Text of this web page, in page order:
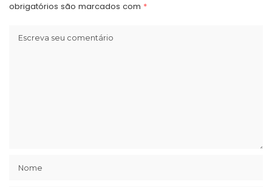
obrigatórios são marcados com *